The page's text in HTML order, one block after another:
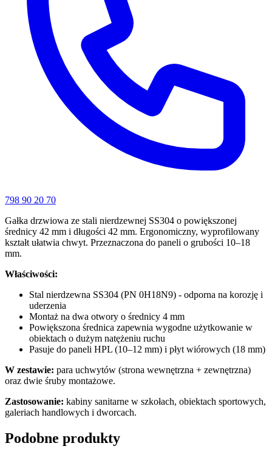
798 90 20 70
Gałka drzwiowa ze stali nierdzewnej SS304 o powiększonej
średnicy 42 mm i długości 42 mm. Ergonomiczny, wyprofilowany
kształt ułatwia chwyt. Przeznaczona do paneli o grubości 10–18
mm.
Właściwości:
Stal nierdzewna SS304 (PN 0H18N9) - odporna na korozję i
uderzenia
Montaż na dwa otwory o średnicy 4 mm
Powiększona średnica zapewnia wygodne użytkowanie w
obiektach o dużym natężeniu ruchu
Pasuje do paneli HPL (10–12 mm) i płyt wiórowych (18 mm)
W zestawie: para uchwytów (strona wewnętrzna + zewnętrzna)
oraz dwie śruby montażowe.
Zastosowanie: kabiny sanitarne w szkołach, obiektach sportowych,
galeriach handlowych i dworcach.
Podobne produkty